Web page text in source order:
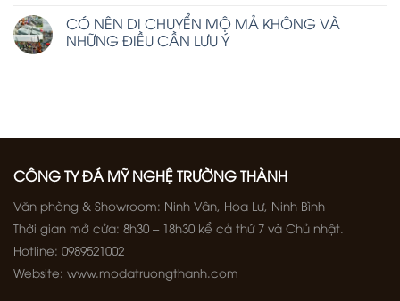
CÓ NÊN DI CHUYỂN MỘ MẢ KHÔNG VÀ
NHỮNG ĐIỀU CẦN LƯU Ý
CÔNG TY ĐÁ MỸ NGHỆ TRƯỜNG THÀNH
Văn phòng & Showroom: Ninh Vân, Hoa Lư, Ninh Bình
Thời gian mở cửa: 8h30 – 18h30 kể cả thứ 7 và Chủ nhật.
Hotline: 0989521002
Website: www.modatruongthanh.com